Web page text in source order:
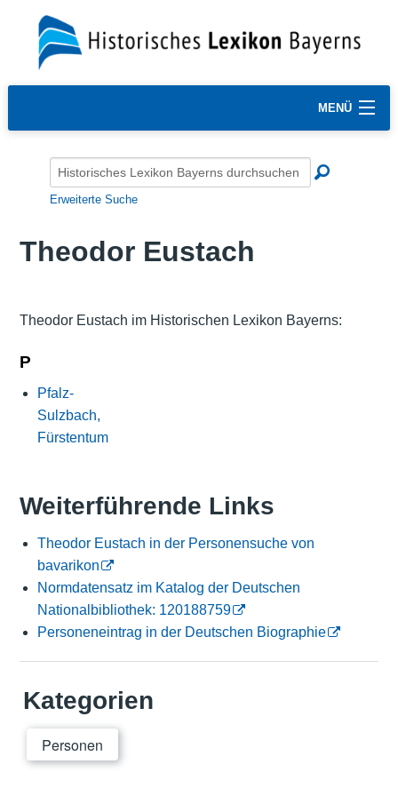
MENÜ
Erweiterte Suche
Theodor Eustach
Theodor Eustach im Historischen Lexikon Bayerns:
P
Pfalz-
Sulzbach,
Fürstentum
Weiterführende Links
Theodor Eustach in der Personensuche von
bavarikon
Normdatensatz im Katalog der Deutschen
Nationalbibliothek: 120188759
Personeneintrag in der Deutschen Biographie
Kategorien
Personen